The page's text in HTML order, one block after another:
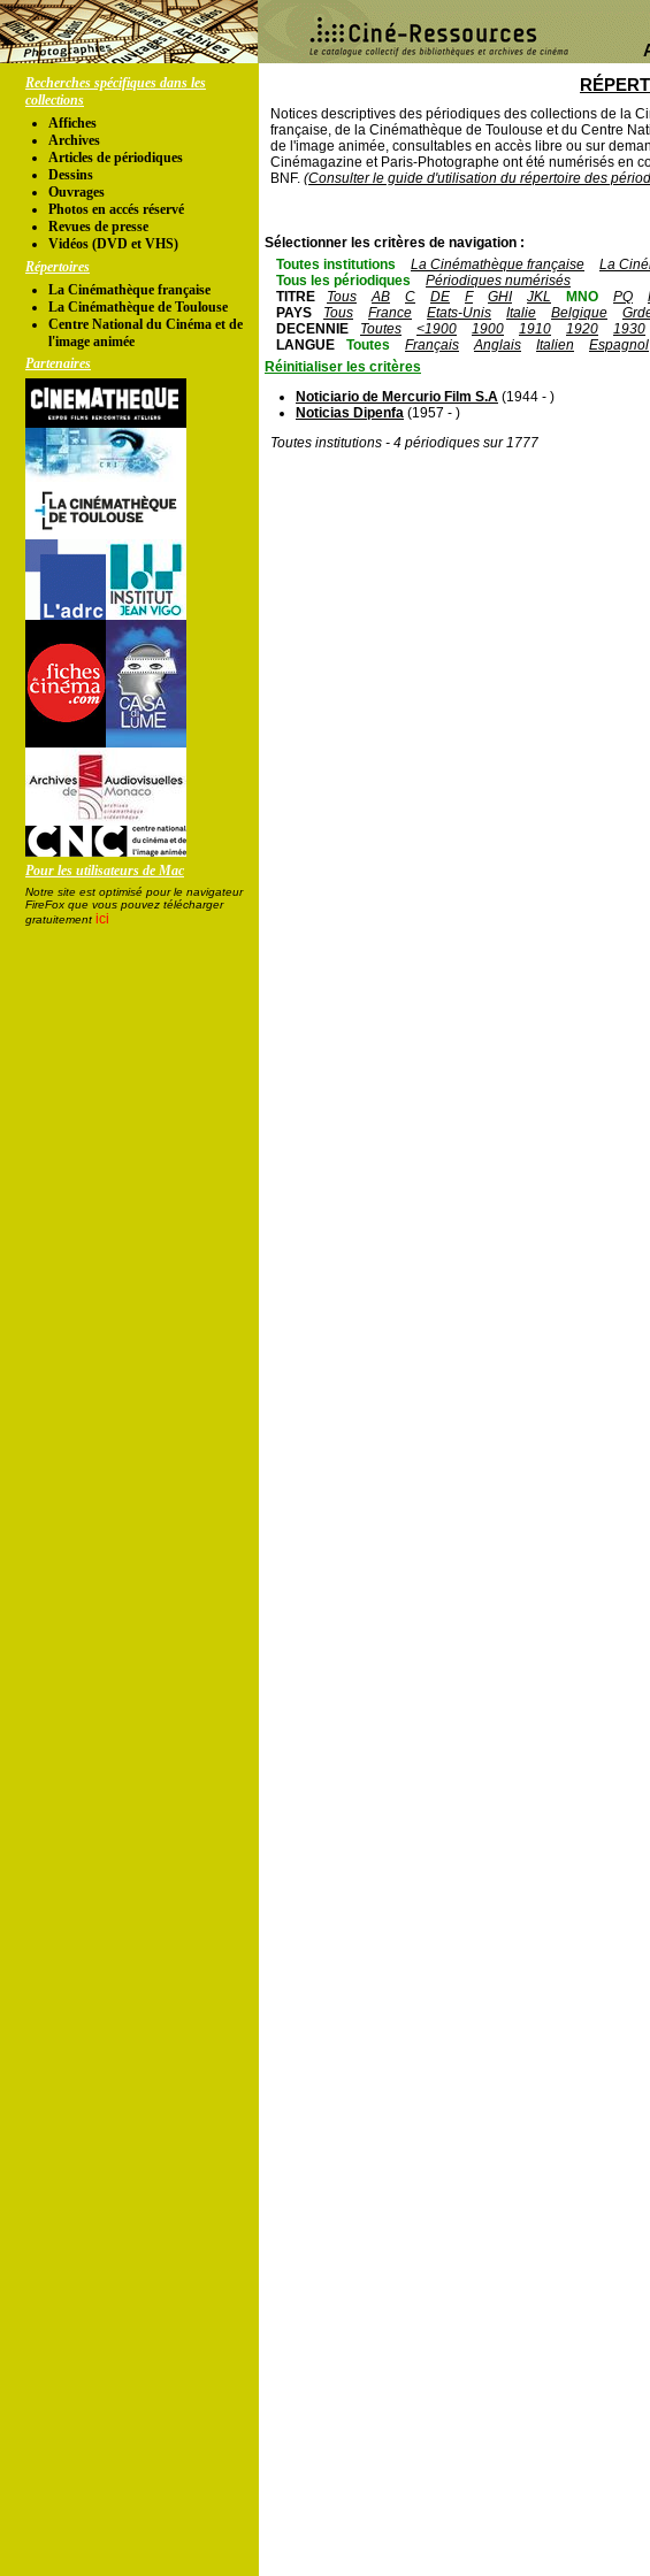
Recherches spécifiques dans les
collections
Affiches
Archives
Articles de périodiques
Dessins
Ouvrages
Photos en accés réservé
Revues de presse
Vidéos (DVD et VHS)
Répertoires
La Cinémathèque française
La Cinémathèque de Toulouse
Centre National du Cinéma et de
l'image animée
Partenaires
Pour les utilisateurs de Mac
Notre site est optimisé pour le navigateur
FireFox que vous pouvez télécharger
gratuitement ici
Notices descriptives des périodiques des collections de la
française, de la Cinémathèque de Toulouse et du Centre
de l'image animée, consultables en accès libre ou sur
Cinémagazine et Paris-Photographe ont été numérisés en
BNF. (Consulter le guide d'utilisation du répertoire des
Sélectionner les critères de navigation :
Toutes institutions
La Cinémathèque française La
Tous les périodiques
Périodiques numérisés
TITRE
Tous AB C DE F GHI JKL MNO PQ
PAYS
Tous France Etats-Unis Italie Belgique
DECENNIE
Toutes <1900 1900 1910 1920 1930
LANGUE
Toutes Français Anglais Italien Espagnol
Réinitialiser les critères
Noticiario de Mercurio Film S.A (1944 - )
Noticias Dipenfa (1957 - )
Toutes institutions - 4 périodiques sur 1777